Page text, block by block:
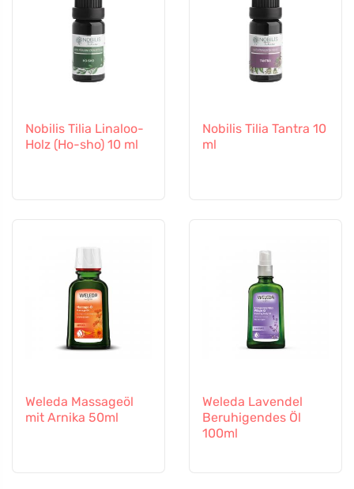
Nobilis Tilia Linaloo-
Holz (Ho-sho) 10 ml
Nobilis Tilia Tantra 10
ml
Weleda Massageöl
mit Arnika 50ml
Weleda Lavendel
Beruhigendes Öl
100ml